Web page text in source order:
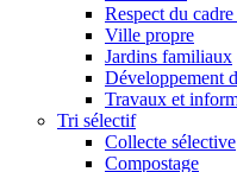
Respect du
Ville propre
Jardins familiaux
Développement
Travaux et
Tri sélectif
Collecte sélective
Compostage